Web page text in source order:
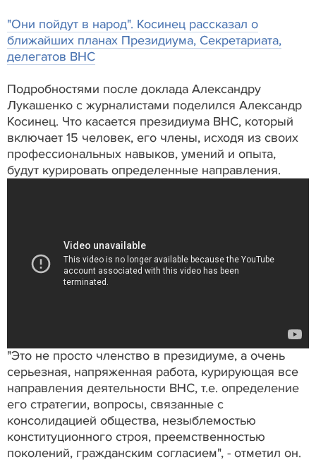
"Они пойдут в народ". Косинец рассказал о
ближайших планах Президиума, Секретариата,
делегатов ВНС
Подробностями после доклада Александру
Лукашенко с журналистами поделился Александр
Косинец. Что касается президиума ВНС, который
включает 15 человек, его члены, исходя из своих
профессиональных навыков, умений и опыта,
будут курировать определенные направления.
"Это не просто членство в президиуме, а очень
серьезная, напряженная работа, курирующая все
направления деятельности ВНС, т.е. определение
его стратегии, вопросы, связанные с
консолидацией общества, незыблемостью
конституционного строя, преемственностью
поколений, гражданским согласием", - отметил он.